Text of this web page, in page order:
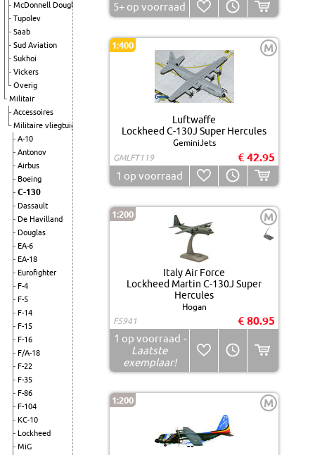
McDonnell Douglas
Tupolev
Saab
Sud Aviation
Sukhoi
Vickers
Overig
Militair
Accessoires
Militaire vliegtuigen
A-10
Antonov
Airbus
Boeing
C-130
Dassault
De Havilland
Douglas
EA-6
EA-18
Eurofighter
F-4
F-5
F-14
F-15
F-16
F/A-18
F-22
F-35
F-86
F-104
KC-10
Lockheed
MiG
5+ op voorraad
1:400 M
Luftwaffe
Lockheed C-130J Super Hercules
GeminiJets
GMLFT119
€ 42.95
1 op voorraad
1:200 M
Italy Air Force
Lockheed Martin C-130J Super
Hercules
Hogan
F5941
€ 80.95
1 op voorraad -
Laatste
exemplaar!
1:200 M